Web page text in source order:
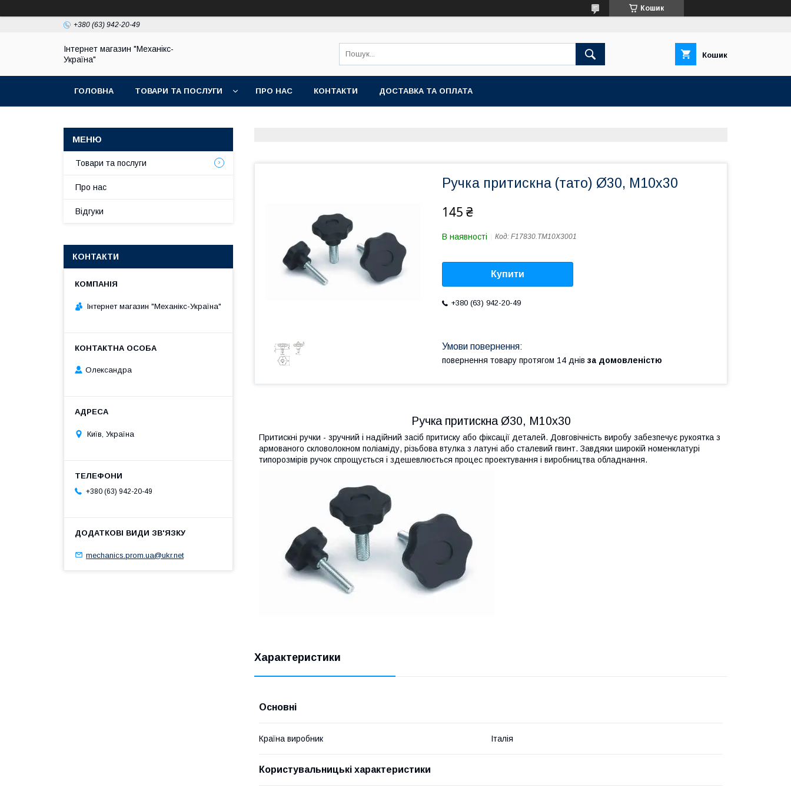
Кошик
+380 (63) 942-20-49
Інтернет магазин "Механікс-
Україна"
Кошик
ГОЛОВНА ТОВАРИ ТА ПОСЛУГИ ПРО НАС КОНТАКТИ ДОСТАВКА ТА ОПЛАТА
Ручка притискна (тато) Ø30, M10x30
145 ₴
В наявності Код: F17830.TM10X3001
Купити
+380 (63) 942-20-49
повернення товару протягом 14 днів за домовленістю
Ручка притискна Ø30, M10x30
Притискні ручки - зручний і надійний засіб притиску або фіксації деталей. Довговічність виробу забезпечує рукоятка з
армованого скловолокном поліаміду, різьбова втулка з латуні або сталевий гвинт. Завдяки широкій номенклатурі
типорозмірів ручок спрощується і здешевлюється процес проектування і виробництва обладнання.
Характеристики
Основні
Країна виробник Італія
Користувальницькі характеристики
Товари та послуги
Про нас
Відгуки
КОНТАКТИ
Інтернет магазин "Механікс-Україна"
Олександра
Київ, Україна
+380 (63) 942-20-49
mechanics.prom.ua@ukr.net